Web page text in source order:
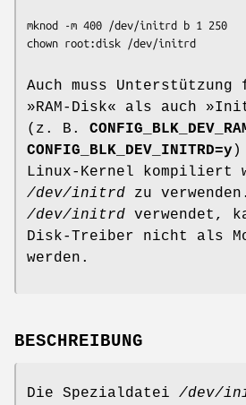
mknod -m 400 /dev/initrd b 1 250
Auch muss Unterstützung
»RAM-Disk« als auch
(z. B.
CONFIG_BLK_DEV_INITRD=y )
Linux-Kernel kompiliert
/dev/initrd zu
/dev/initrd verwendet,
Disk-Treiber nicht als
werden.
BESCHREIBUNG
Die Spezialdatei /dev/